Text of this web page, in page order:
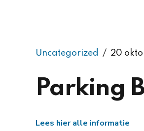
Uncategorized 20
Parking
Lees hier alle informatie